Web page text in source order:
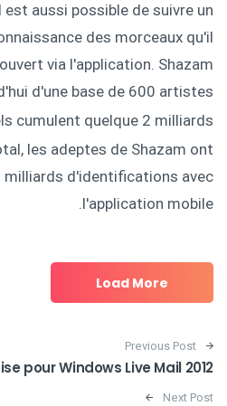
aussi possible de suivre un
des morceaux qu'il
via l'application. Shazam
d'une base de 600 artistes
cumulent quelque 2 milliards
les adeptes de Shazam ont
milliards d'identifications avec
l'application mobile.
Load More
Post navigation
Previous Post
pour Windows Live Mail 2012
Next Post